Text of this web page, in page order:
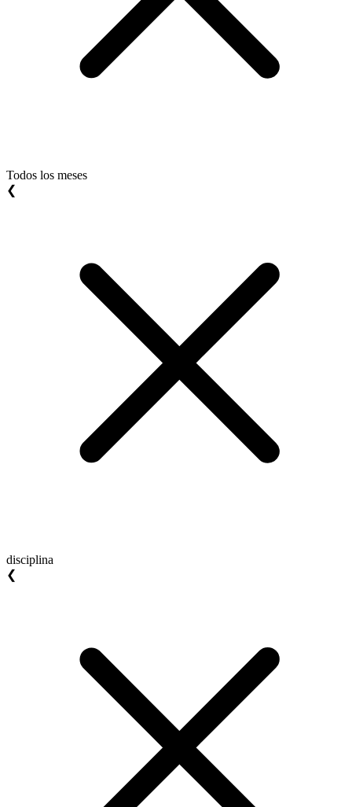
Todos los meses
❮
disciplina
❮